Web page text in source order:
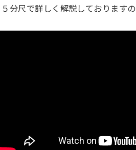
５分尺で詳しく解説しております